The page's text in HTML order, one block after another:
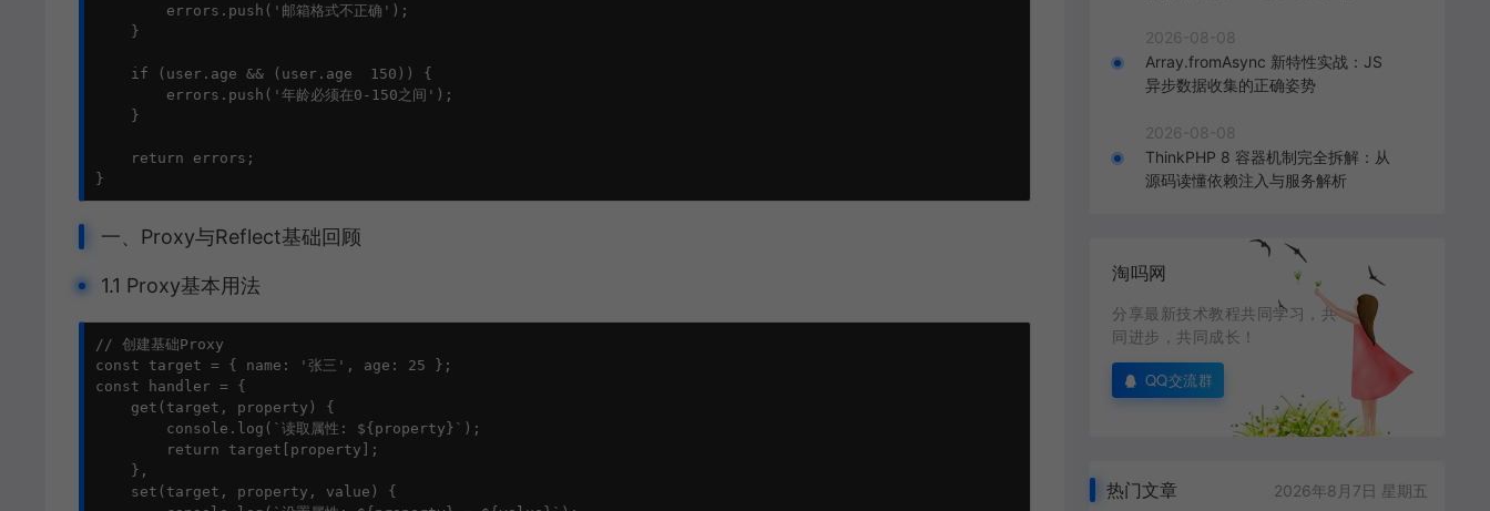
        errors.push('邮箱格式不正确');
    }
    if (user.age && (user.age  150)) {
        errors.push('年龄必须在0-150之间');
    }
    return errors;
}
一、Proxy与Reflect基础回顾
1.1 Proxy基本用法
// 创建基础Proxy
const target = { name: '张三', age: 25 };
const handler = {
    get(target, property) {
        console.log(`读取属性: ${property}`);
        return target[property];
    },
    set(target, property, value) {
2026-08-08
Array.fromAsync 新特性实战：JS
异步数据收集的正确姿势
2026-08-08
ThinkPHP 8 容器机制完全拆解：从
源码读懂依赖注入与服务解析
淘吗网
分享最新技术教程共同学习，共
同进步，共同成长！
QQ交流群
热门文章 2026年8月7日 星期五